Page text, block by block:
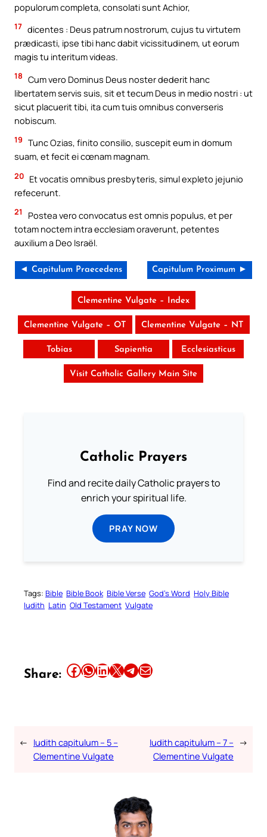
populorum completa, consolati sunt Achior,
17 dicentes : Deus patrum nostrorum, cujus tu virtutem
prædicasti, ipse tibi hanc dabit vicissitudinem, ut eorum
magis tu interitum videas.
18 Cum vero Dominus Deus noster dederit hanc
libertatem servis suis, sit et tecum Deus in medio nostri : ut
sicut placuerit tibi, ita cum tuis omnibus converseris
nobiscum.
19 Tunc Ozias, finito consilio, suscepit eum in domum
suam, et fecit ei cœnam magnam.
20 Et vocatis omnibus presbyteris, simul expleto jejunio
refecerunt.
21
Postea vero convocatus est omnis populus, et per
totam noctem intra ecclesiam oraverunt, petentes
auxilium a Deo Israël.
◄ Capitulum Praecedens Capitulum Proximum ►
Clementine Vulgate – Index
Clementine Vulgate – OT Clementine Vulgate – NT
Tobias Sapientia Ecclesiasticus
Visit Catholic Gallery Main Site
Catholic Prayers
Find and recite daily Catholic prayers to
enrich your spiritual life.
PRAY NOW
Tags: Bible Bible Book Bible Verse God’s Word Holy Bible
Iudith Latin Old Testament Vulgate
Share: Share this article on Facebook Share this article on WhatsApp Share this article on LinkedIn Share this article on X Share this article on TelegramEmail this Article
← Iudith capitulum – 5 –
Clementine Vulgate
Iudith capitulum – 7 –
Clementine Vulgate
→